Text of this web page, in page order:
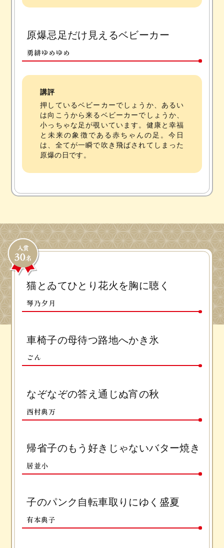
原爆忌足だけ見えるベビーカー
勇緋ゆめゆめ
講評
押しているベビーカーでしょうか、あるい
は向こうから来るベビーカーでしょうか、
小っちゃな足が覗いています。健康と幸福
と未来の象徴である赤ちゃんの足。今日
は、全てが一瞬で吹き飛ばされてしまった
原爆の日です。
猫とゐてひとり花火を胸に聴く
琴乃夕月
車椅子の母待つ路地へかき氷
ごん
なぞなぞの答え通じぬ宵の秋
西村典万
帰省子のもう好きじゃないバター焼き
居並小
子のパンク自転車取りにゆく盛夏
有本典子